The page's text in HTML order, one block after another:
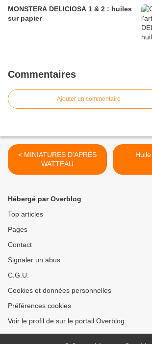
MONSTERA DELICIOSA 1 & 2 : huiles
sur papier
Commentaires
Ajouter un commentaire
< MINIATURES D'APRÈS
WATTEAU
Hébergé par Overblog
Top articles
Pages
Contact
Signaler un abus
C.G.U.
Cookies et données personnelles
Préférences cookies
Voir le profil de sur le portail Overblog